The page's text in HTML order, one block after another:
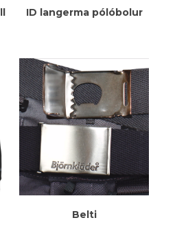
Meiri Upplýsingar
ID langerma pólóbolur
Meiri Upplýsingar
Belti